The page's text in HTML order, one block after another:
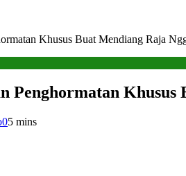
Khusus Buat Mendiang Raja
Penghormatan Khusus
05 mins